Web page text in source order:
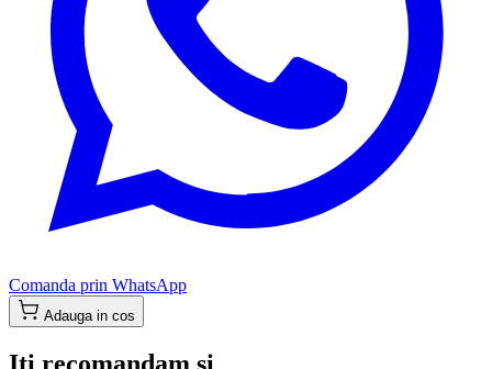
Comanda prin WhatsApp
Adauga in cos
Iti recomandam si